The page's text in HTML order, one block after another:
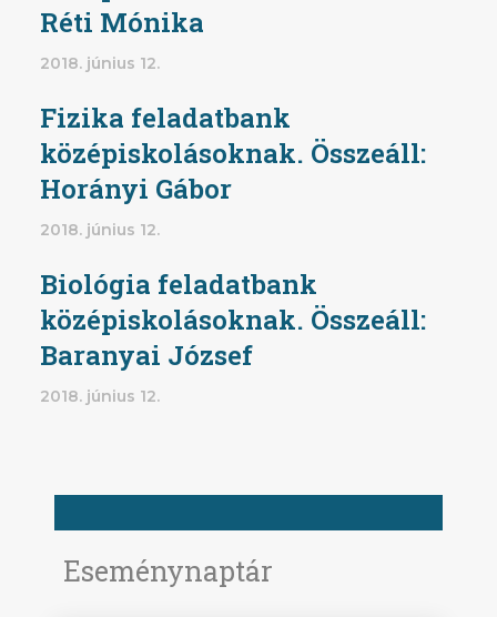
Eseménynaptár
Réti Mónika
2018. június 12.
Fizika feladatbank
középiskolásoknak. Összeáll:
Horányi Gábor
2018. június 12.
Biológia feladatbank
középiskolásoknak. Összeáll:
Baranyai József
2018. június 12.